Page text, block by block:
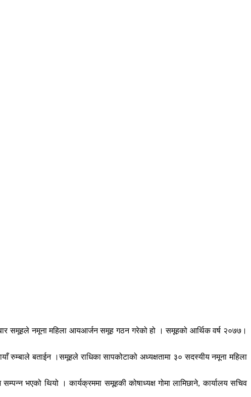
समूहले नमूना महिला आयआर्जन समूह गठन गरेको हो । समूहको आर्थिक वर्ष २०७७।
रुम्बाले बताईन ।समूहले राधिका सापकोटाको अध्यक्षतामा ३० सदस्यीय नमूना महिला
भएको थियो । कार्यक्रममा समूहकी कोषाध्यक्ष गोमा लामिछाने, कार्यालय सचिव